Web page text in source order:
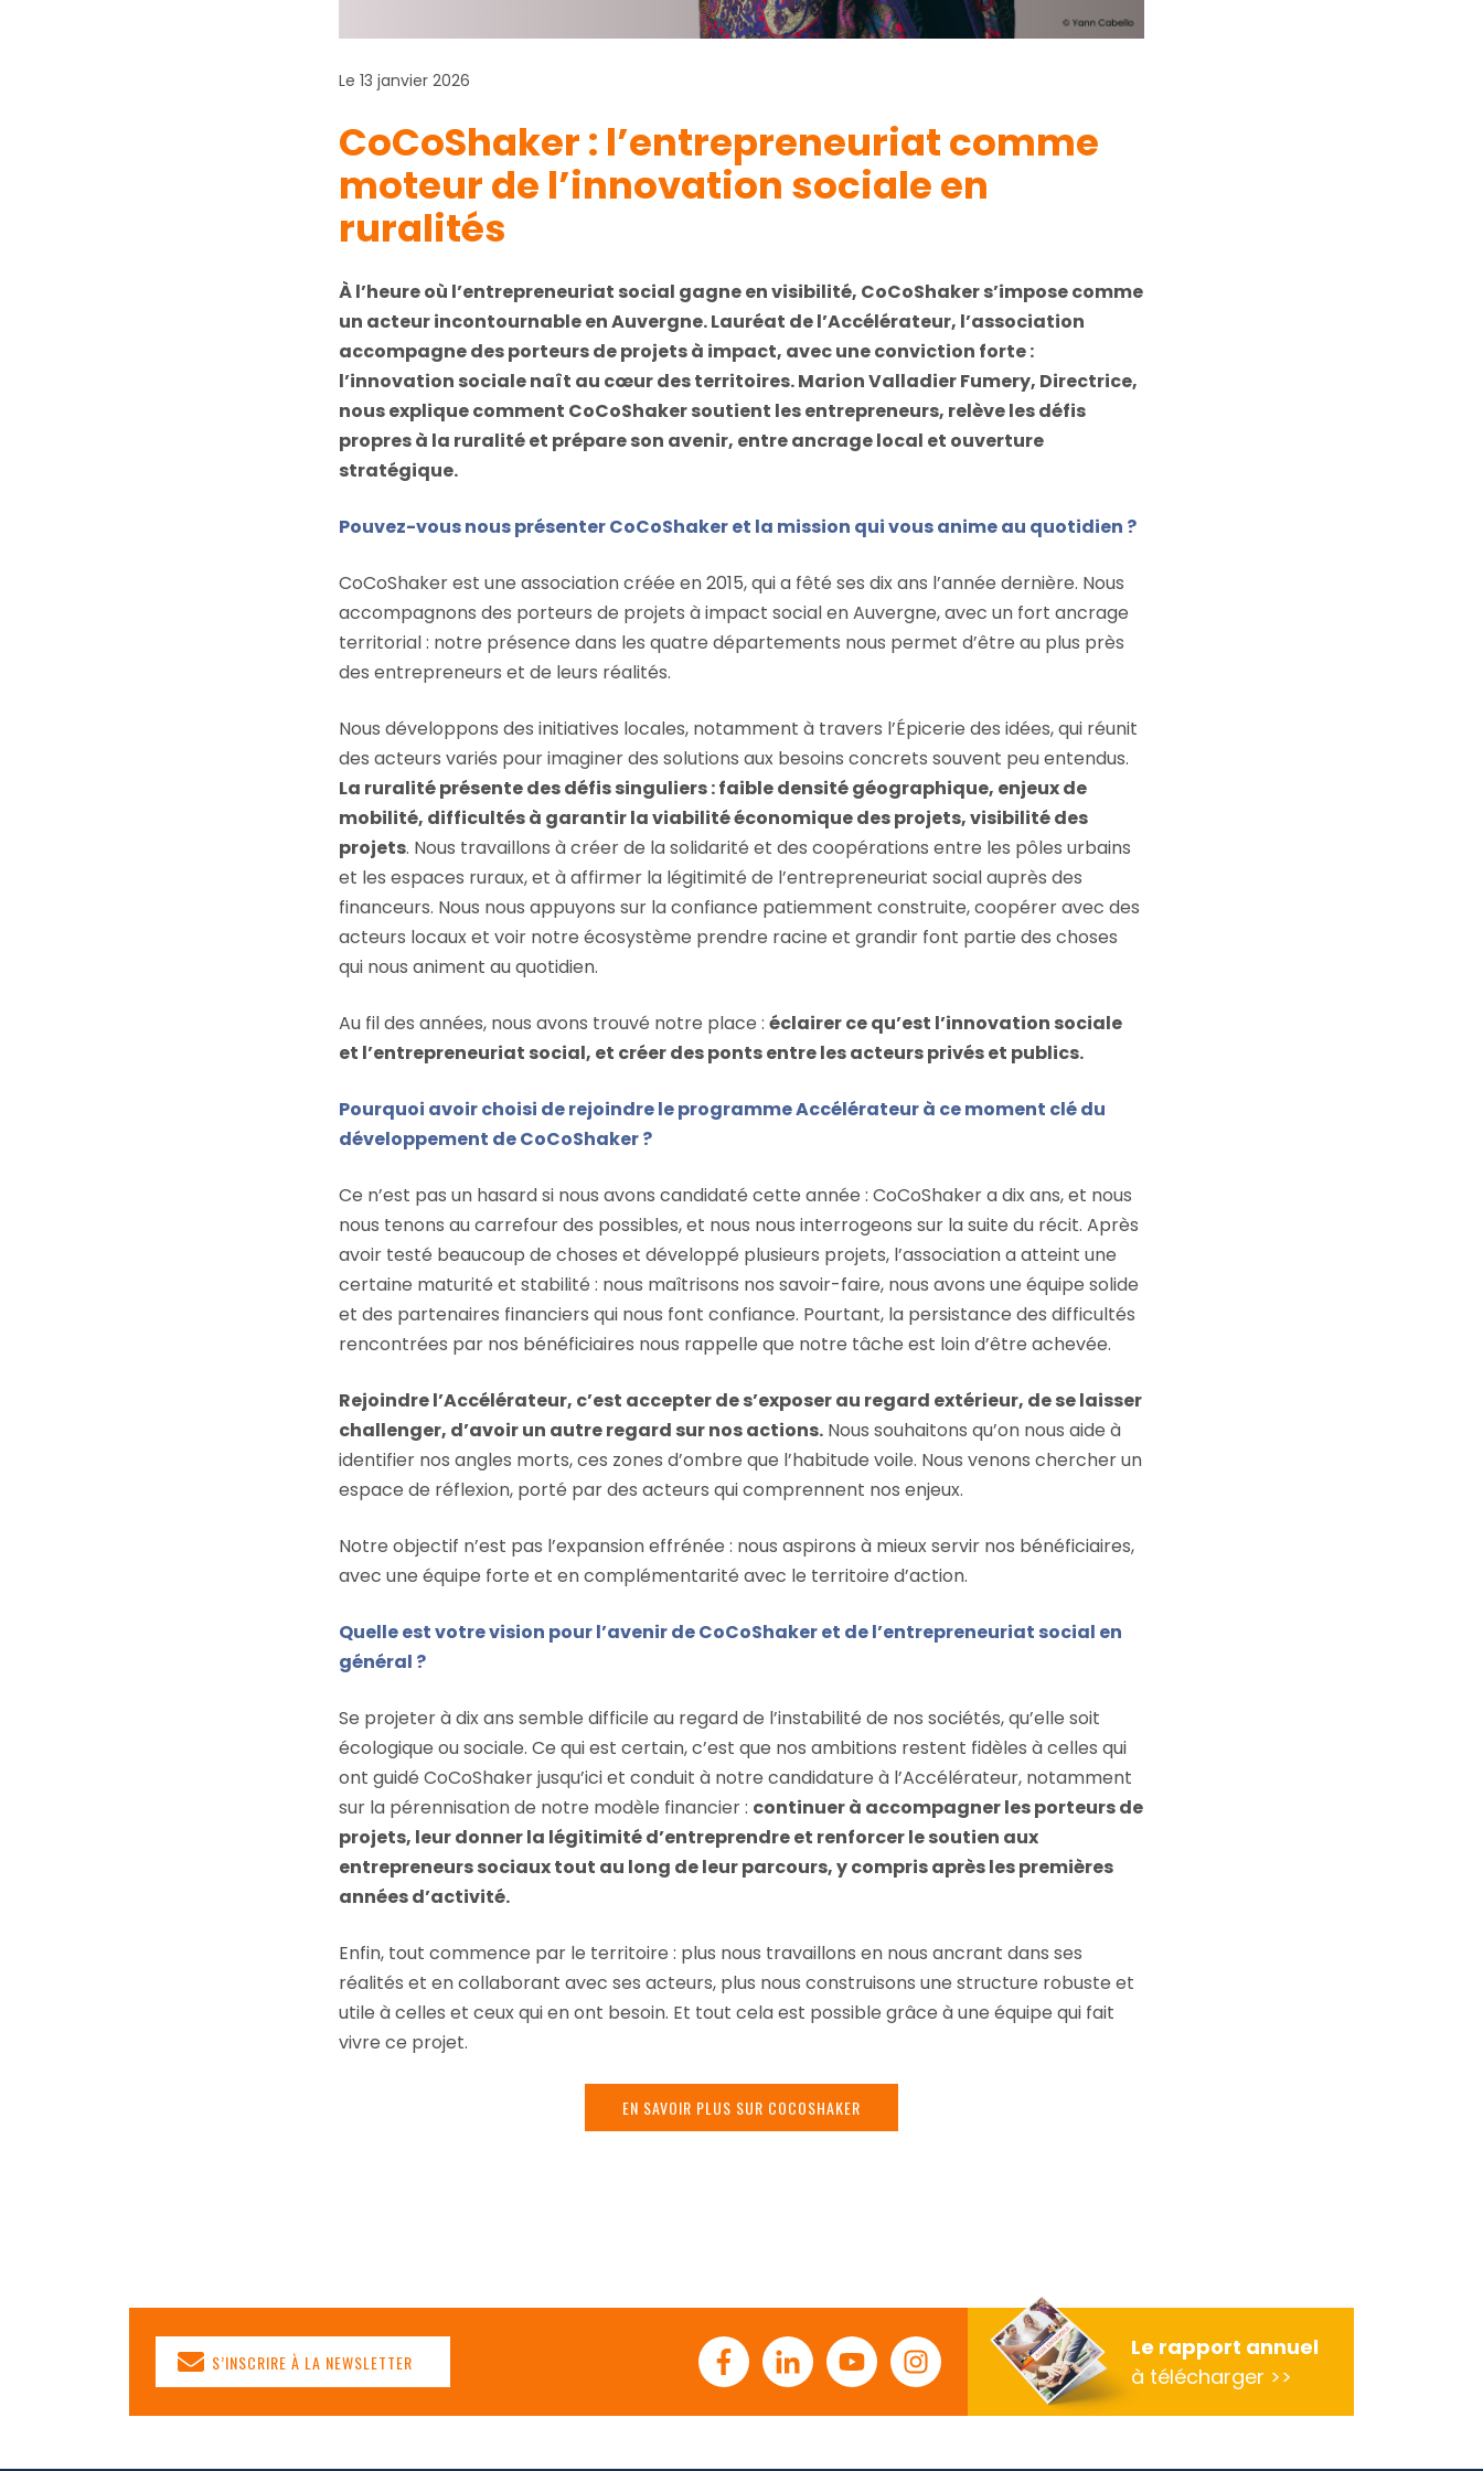
Le 13 janvier 2026
CoCoShaker : l’entrepreneuriat comme
moteur de l’innovation sociale en
ruralités
À l’heure où l’entrepreneuriat social gagne en visibilité, CoCoShakers’impose comme
un acteur incontournable en Auvergne. Lauréat del’Accélérateur, l’association
accompagne des porteurs de projets à impact, avec une conviction forte :
l’innovation sociale naît au cœur des territoires. Marion Valladier Fumery, Directrice,
nous explique comment CoCoShaker soutient les entrepreneurs, relève les défis
propres à la ruralité et prépare son avenir, entre ancrage local et ouverture
stratégique.
Pouvez-vous nous présenter CoCoShaker et la mission qui vous anime au quotidien ?
CoCoShaker est une association créée en 2015, qui a fêté ses dix ans l’année dernière. Nous
accompagnons des porteurs de projets à impact social en Auvergne, avec un fort ancrage
territorial : notre présence dans les quatre départements nous permet d’être au plus près
des entrepreneurs et de leurs réalités.
Nous développons des initiatives locales, notamment à travers l’Épicerie des idées, qui réunit
des acteurs variés pour imaginer des solutions aux besoins concrets souvent peu entendus.
La ruralité présente des défis singuliers : faible densité géographique, enjeux de
mobilité, difficultés à garantir la viabilité économique des projets, visibilité des
projets. Nous travaillons à créer de la solidarité et des coopérations entre les pôles urbains
et les espaces ruraux, et à affirmer la légitimité de l’entrepreneuriat social auprès des
financeurs. Nous nous appuyons sur la confiance patiemment construite, coopérer avec des
acteurs locaux et voir notre écosystème prendre racine et grandir font partie des choses
qui nous animent au quotidien.
Au fil des années, nous avons trouvé notre place : éclairer ce qu’est l’innovation sociale
et l’entrepreneuriat social, et créer des ponts entre les acteurs privés et publics.
Pourquoi avoir choisi de rejoindre le programme Accélérateur à ce moment clé du
développement de CoCoShaker ?
Ce n’est pas un hasard si nous avons candidaté cette année : CoCoShaker a dix ans, et nous
nous tenons au carrefour des possibles, et nous nous interrogeons sur la suite du récit. Après
avoir testé beaucoup de choses et développé plusieurs projets, l’association a atteint une
certaine maturité et stabilité : nous maîtrisons nos savoir-faire, nous avons une équipe solide
et des partenaires financiers qui nous font confiance. Pourtant, la persistance des difficultés
rencontrées par nos bénéficiaires nous rappelle que notre tâche est loin d’être achevée.
Rejoindre l’Accélérateur, c’est accepter de s’exposer au regard extérieur, de se laisser
challenger, d’avoir un autre regard sur nos actions. Nous souhaitons qu’on nous aide à
identifier nos angles morts, ces zones d’ombre que l’habitude voile. Nous venons chercher un
espace de réflexion, porté par des acteurs qui comprennent nos enjeux.
Notre objectif n’est pas l’expansion effrénée : nous aspirons à mieux servir nos bénéficiaires,
avec une équipe forte et en complémentarité avec le territoire d’action.
Quelle est votre vision pour l’avenir de CoCoShaker et de l’entrepreneuriat social en
général ?
Se projeter à dix ans semble difficile au regard de l’instabilité de nos sociétés, qu’elle soit
écologique ou sociale. Ce qui est certain, c’est que nos ambitions restent fidèles à celles qui
ont guidé CoCoShaker jusqu’ici et conduit à notre candidature à l’Accélérateur, notamment
sur la pérennisation de notre modèle financier : continuer à accompagner les porteurs de
projets, leur donner la légitimité d’entreprendre et renforcer le soutien aux
entrepreneurs sociaux tout au long de leur parcours, y compris après les premières
années d’activité.
Enfin, tout commence par le territoire : plus nous travaillons en nous ancrant dans ses
réalités et en collaborant avec ses acteurs, plus nous construisons une structure robuste et
utile à celles et ceux qui en ont besoin. Et tout cela est possible grâce à une équipe qui fait
vivre ce projet.
EN SAVOIR PLUS SUR COCOSHAKER
S’INSCRIRE À LA NEWSLETTER FacebookLinkedinYoutubeInstagram
Le rapport annuel
à télécharger >>